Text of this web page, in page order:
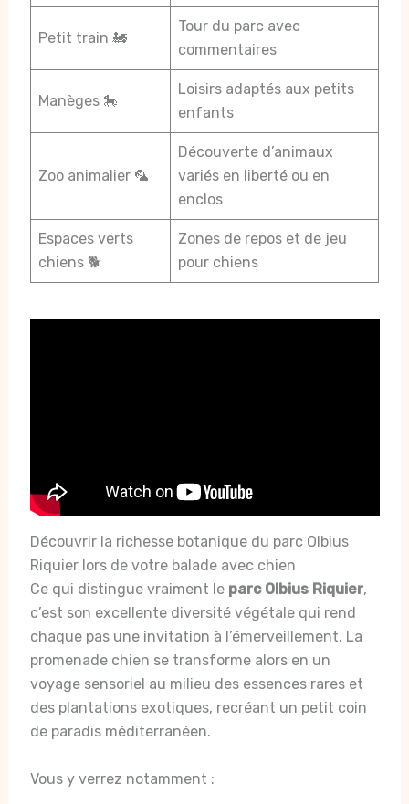
Petit train 🚂
Tour du parc avec
commentaires
Manèges 🎠
Loisirs adaptés aux petits
enfants
Zoo animalier 🦜
Découverte d’animaux
variés en liberté ou en
enclos
Espaces verts
chiens 🐕
Zones de repos et de jeu
pour chiens
Découvrir la richesse botanique du parc Olbius
Riquier lors de votre balade avec chien
Ce qui distingue vraiment le parc Olbius Riquier,
c’est son excellente diversité végétale qui rend
chaque pas une invitation à l’émerveillement. La
promenade chien se transforme alors en un
voyage sensoriel au milieu des essences rares et
des plantations exotiques, recréant un petit coin
de paradis méditerranéen.
Vous y verrez notamment :